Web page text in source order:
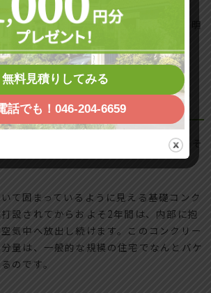
う特有の構造的な落とし穴が存在しま
プロの建築視点から分かりやすく解き明
の未乾燥がもたらす大量の湿気放出
備
まる最大の盲点は、基礎コンクリートそ
て固まっているように見える基礎コンク
設されてからおよそ2年間は、内部に抱
気中へ放出し続けます。このコンクリー
量は、一般的な規模の住宅でなんとバケ
のです。
無料見積りしてみる
話でも！046-204-6659